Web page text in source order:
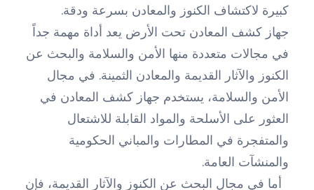
كبيرة لاكتشاف الكنوز والمعادن بسرعة ودقة.
جهاز كشف المعادن تحت الأرض يعد أداة مهمة جداً
في مجالات متعددة منها الأمن والسلامة والبحث عن
الكنوز والآثار القديمة والمعادن الثمينة. في مجال
الأمن والسلامة، يستخدم جهاز كشف المعادن في
العثور على الأسلحة والمواد القابلة للاشتعال
والمتفجرة في المطارات والمباني الحكومية
والمنشآت العامة.
أما في مجال البحث عن الكنوز والآثار القديمة، فإن